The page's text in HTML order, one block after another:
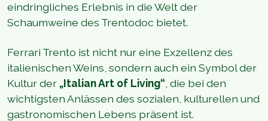
eindringliches Erlebnis in die Welt der
Schaumweine des Trentodoc bietet.
Ferrari Trento ist nicht nur eine Exzellenz des
italienischen Weins, sondern auch ein Symbol der
Kultur der „Italian Art of Living“ , die bei den
wichtigsten Anlässen des sozialen, kulturellen und
gastronomischen Lebens präsent ist.